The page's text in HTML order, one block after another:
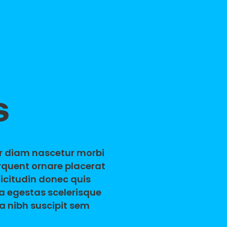
diam nascetur morbi
ornare placerat
donec quis
egestas scelerisque
nibh suscipit sem